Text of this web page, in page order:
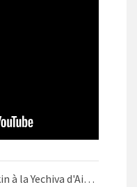
Rav Mordéhaï Chajkin à la Yechiva d'Aix-les-Bains en avril 2025 avant Pessah